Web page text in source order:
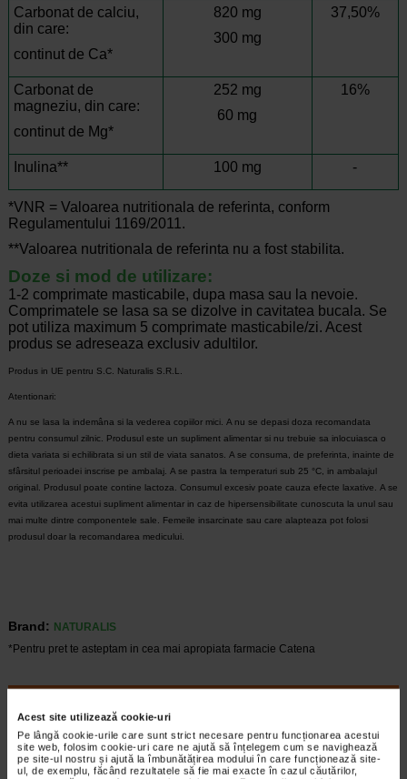
Acest site utilizează cookie-uri
Pe lângă cookie-urile care sunt strict necesare pentru funcționarea acestui
site web, folosim cookie-uri care ne ajută să înțelegem cum se navighează
pe site-ul nostru și ajută la îmbunătățirea modului în care funcționează site-
ul, de exemplu, făcând rezultatele să fie mai exacte în cazul căutărilor,
Carbonat de calciu,
din care:
continut de Ca*
820 mg
300 mg
37,50%
Carbonat de
magneziu, din care:
continut de Mg*
252 mg
60 mg
16%
Inulina** 100 mg -
*VNR = Valoarea nutritionala de referinta, conform
Regulamentului 1169/2011.
**Valoarea nutritionala de referinta nu a fost stabilita.
Doze si mod de utilizare:
1-2 comprimate masticabile, dupa masa sau la nevoie.
Comprimatele se lasa sa se dizolve in cavitatea bucala. Se
pot utiliza maximum 5 comprimate masticabile/zi. Acest
produs se adreseaza exclusiv adultilor.
Produs in UE pentru S.C. Naturalis S.R.L.
Atentionari:
A nu se lasa la indemâna si la vederea copiilor mici. A nu se depasi doza recomandata
pentru consumul zilnic. Produsul este un supliment alimentar si nu trebuie sa inlocuiasca o
dieta variata si echilibrata si un stil de viata sanatos. A se consuma, de preferinta, inainte de
sfârsitul perioadei inscrise pe ambalaj. A se pastra la temperaturi sub 25 °C, in ambalajul
original. Produsul poate contine lactoza. Consumul excesiv poate cauza efecte laxative. A se
evita utilizarea acestui supliment alimentar in caz de hipersensibilitate cunoscuta la unul sau
mai multe dintre componentele sale. Femeile insarcinate sau care alapteaza pot folosi
produsul doar la recomandarea medicului.
Brand: NATURALIS
*Pentru pret te asteptam in cea mai apropiata farmacie Catena
-22% -36,66%